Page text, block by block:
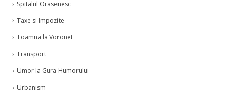
Spitalul Orasenesc
Taxe si Impozite
Toamna la Voronet
Transport
Umor la Gura Humorului
Urbanism